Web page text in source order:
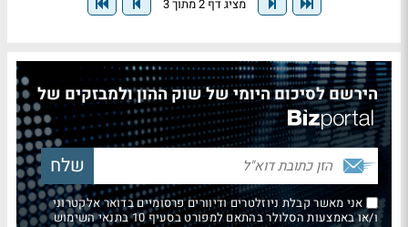
מציג דף 2 מתוך 3
הירשם לסיכום היומי של שוק ההון ולמבזקים של
אני מאשר קבלת ניוזלטרים ודיוורים פרסומיים בדואר אלקטרוני
ו/או באמצעות הסלולר בהתאם למפורט בסעיף 10 בתנאי השימוש